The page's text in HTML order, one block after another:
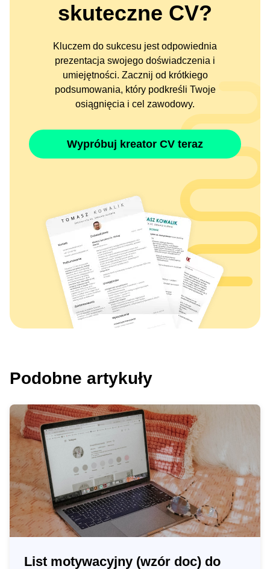
skuteczne CV?
Kluczem do sukcesu jest odpowiednia
prezentacja swojego doświadczenia i
umiejętności. Zacznij od krótkiego
podsumowania, który podkreśli Twoje
osiągnięcia i cel zawodowy.
Wypróbuj kreator CV teraz
Podobne artykuły
List motywacyjny (wzór doc) do